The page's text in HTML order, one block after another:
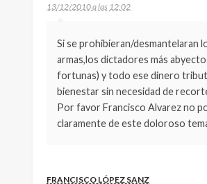
13/12/2010 a las 12:02
Si se prohibieran/desmantelaran
armas,los dictadores más
fortunas) y todo ese dinero
bienestar sin necesidad de
Por favor Francisco Alvarez no
claramente de este doloroso
FRANCISCO LÓPEZ SANZ